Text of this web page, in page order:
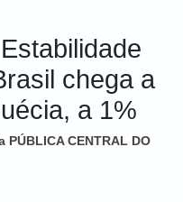
chega a
a 1%
CENTRAL DO